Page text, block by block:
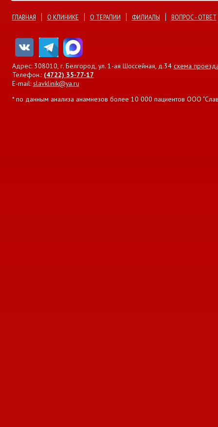
ГЛАВНАЯ О КЛИНИКЕ О ТЕРАПИИ ФИЛИАЛЫ ВОПРОС - ОТВЕТ
Адрес: 308010, г. Белгород, ул. 1-ая Шоссейная, д.34 схема
Телефон.: (4722) 35-77-17
E-mail: slavklinik@ya.ru
* по данным анализа анамнезов более 10 000 пациентов ООО